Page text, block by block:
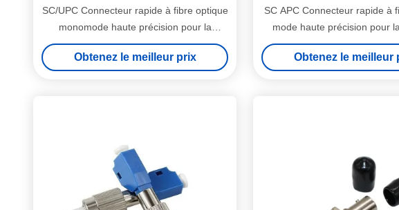
SC/UPC Connecteur rapide à fibre optique
monomode haute précision pour la
solution FTTH
Obtenez le meilleur prix
SC APC Connecteur rapide à
mode haute précision pour
FTTH
Obtenez le meilleur